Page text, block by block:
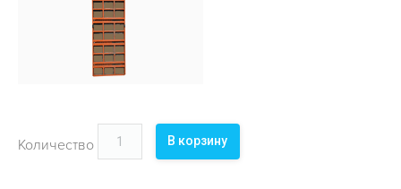
Количество В корзину